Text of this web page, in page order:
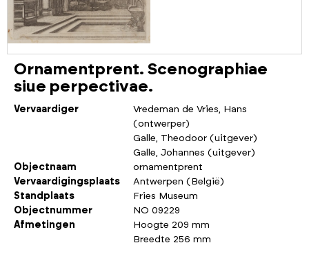
Ornamentprent. Scenographiae
siue perpectivae.
Vervaardiger
Vredeman de Vries, Hans
(ontwerper)
Galle, Theodoor (uitgever)
Galle, Johannes (uitgever)
Objectnaam
ornamentprent
Vervaardigingsplaats
Antwerpen (België)
Standplaats
Fries Museum
Objectnummer
NO 09229
Afmetingen
Hoogte 209 mm
Breedte 256 mm